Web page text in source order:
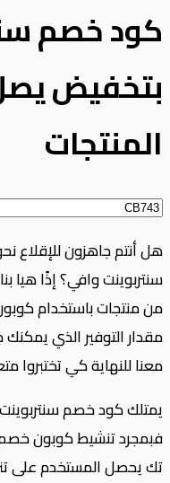
كود خصم
المنتجات
هل أنتم جاهزون للإقلاع
سنتربوينت وافي؟ إذًا
من منتجات باستخدام
مقدار التوفير الذي
معنا للنهاية كي تختبروا
يمتلك كود خصم
فبمجرد تنشيط كوبون